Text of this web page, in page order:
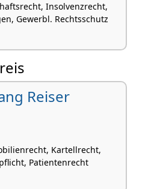
Insolvenzrecht,
Gewerbl. Rechtsschutz
Reiser
Kartellrecht,
Patientenrecht